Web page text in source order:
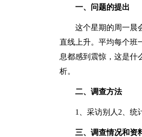
一、问题的提出
这个星期的周一晨
直线上升。平均每个班
息都感到震惊，这是什
析。
二、调查方法
1、采访别人2、统
三、调查情况和资